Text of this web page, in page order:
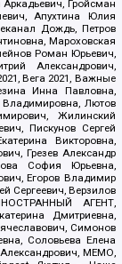
Гройсман
Апухтина Юлия
Дождь, Петров
Мароховская
Роман Юрьевич,
Александрович,
Вега 2021, Важные
Инна Павловна,
Лютов
Жилинский
Пискунов Сергей
Викторовна,
Грезев Александр
София Юрьевна,
Егоров Владимир
Сергеевич, Верзилов
АГЕНТ,
Дмитриевна,
Симонов
Соловьева Елена
МЕМО,